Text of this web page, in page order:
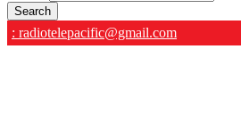
: radiotelepacific@gmail.com